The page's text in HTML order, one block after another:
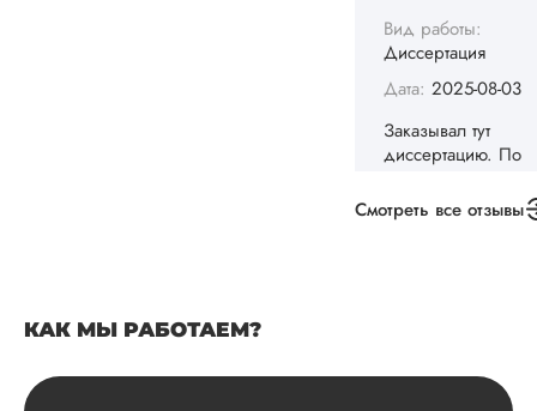
выполнена в...
Читать полный
Данила
спасибо за
Смотреть все отзывы
КАК МЫ РАБОТАЕМ?